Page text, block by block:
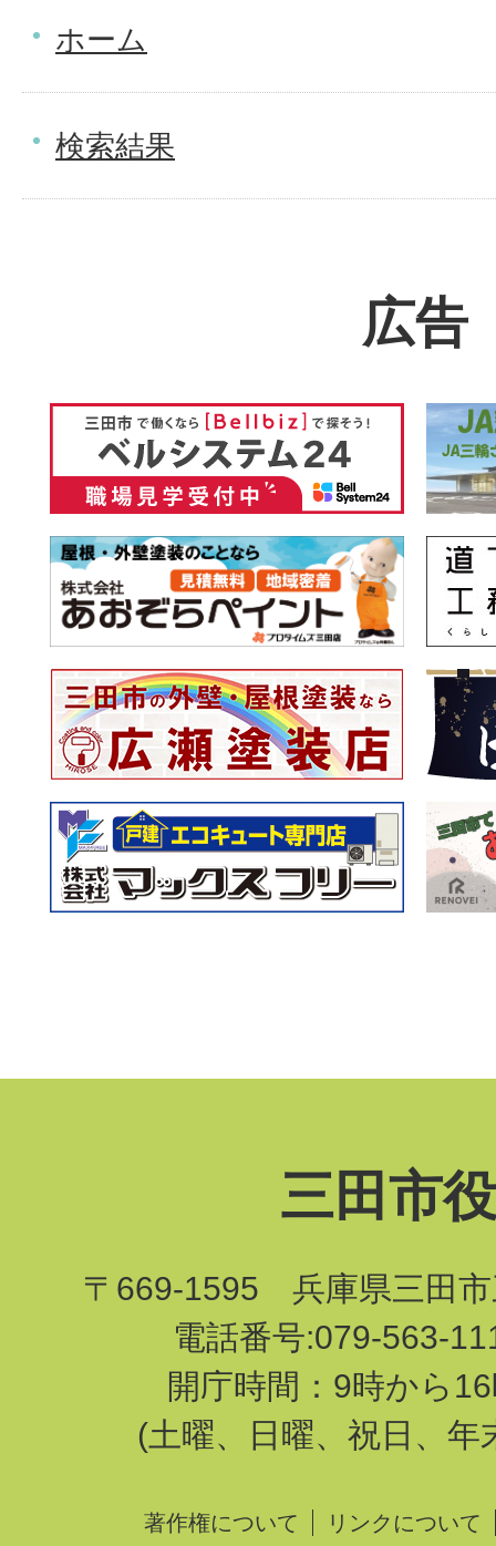
ホーム
検索結果
広告
三田市
〒669-1595 兵庫県三田市
電話番号:079-563-
開庁時間：9時から
(土曜、日曜、祝日、年
著作権について
リンクについて